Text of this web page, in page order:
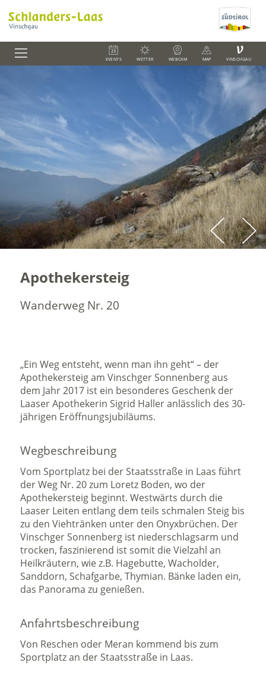
EVENTS WETTER WEBCAM MAP
V
VINSCHGAU
Apothekersteig
Wanderweg Nr. 20
„Ein Weg entsteht, wenn man ihn geht“ – der
Apothekersteig am Vinschger Sonnenberg aus
dem Jahr 2017 ist ein besonderes Geschenk der
Laaser Apothekerin Sigrid Haller anlässlich des 30-
jährigen Eröffnungsjubiläums.
Wegbeschreibung
Vom Sportplatz bei der Staatsstraße in Laas führt
der Weg Nr. 20 zum Loretz Boden, wo der
Apothekersteig beginnt. Westwärts durch die
Laaser Leiten entlang dem teils schmalen Steig bis
zu den Viehtränken unter den Onyxbrüchen. Der
Vinschger Sonnenberg ist niederschlagsarm und
trocken, faszinierend ist somit die Vielzahl an
Heilkräutern, wie z.B. Hagebutte, Wacholder,
Sanddorn, Schafgarbe, Thymian. Bänke laden ein,
das Panorama zu genießen.
Anfahrtsbeschreibung
Von Reschen oder Meran kommend bis zum
Sportplatz an der Staatsstraße in Laas.